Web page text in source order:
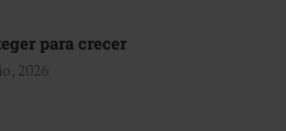
para crecer
2026